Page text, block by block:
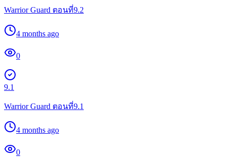
Warrior Guard ตอนที่9.2
4 months ago
0
9.1
Warrior Guard ตอนที่9.1
4 months ago
0